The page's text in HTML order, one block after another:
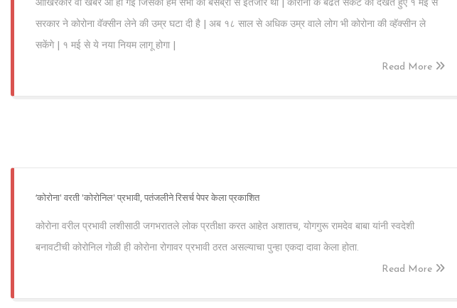
आखिरकार वो खबर आ ही गई जिसका हम सभी को बेसब्री से इंतेजार था | कोरोना के बढते संकट को देखते हुए १ मई से
सरकार ने कोरोना वॅक्सीन लेने की उम्र घटा दी है | अब १८ साल से अधिक उम्र वाले लोग भी कोरोना की व्हॅक्सीन ले
सकेंगे | १ मई से ये नया नियम लागू होगा |
Read More
‘कोरोना' वरती 'कोरोनिल' प्रभावी, पतंजलीने रिसर्च पेपर केला प्रकाशित
कोरोना वरील प्रभावी लशीसाठी जगभरातले लोक प्रतीक्षा करत आहेत अशातच, योगगुरू रामदेव बाबा यांनी स्वदेशी
बनावटीची कोरोनिल गोळी ही कोरोना रोगावर प्रभावी ठरत असल्याचा पुन्हा एकदा दावा केला होता.
Read More